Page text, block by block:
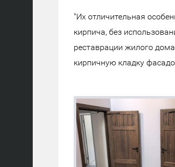
"Их отличительная
кирпича, без
реставрации жилого
кирпичную кладку